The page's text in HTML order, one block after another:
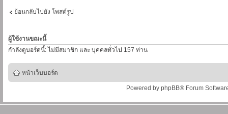
ย้อนกลับไปยัง โพสต์รูป
ผู้ใช้งานขณะนี้
กำลังดูบอร์ดนี้: ไม่มีสมาชิก และ บุคคลทั่วไป 157 ท่าน
หน้าเว็บบอร์ด
Powered by phpBB® Forum